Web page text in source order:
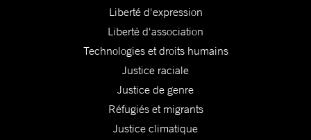
Liberté d'expression
Liberté d'association
Technologies et droits humains
Justice raciale
Justice de genre
Réfugiés et migrants
Justice climatique